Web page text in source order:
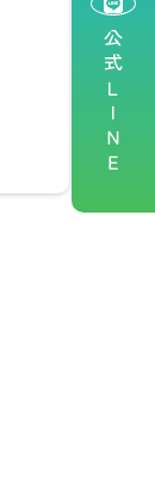
公式ＬＩＮＥ